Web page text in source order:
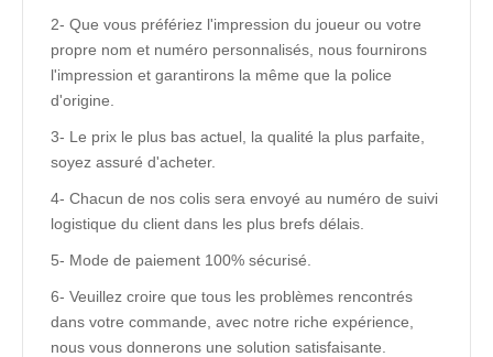
2- Que vous préfériez l'impression du joueur ou votre
propre nom et numéro personnalisés, nous fournirons
l'impression et garantirons la même que la police
d'origine.
3- Le prix le plus bas actuel, la qualité la plus parfaite,
soyez assuré d'acheter.
4- Chacun de nos colis sera envoyé au numéro de suivi
logistique du client dans les plus brefs délais.
5- Mode de paiement 100% sécurisé.
6- Veuillez croire que tous les problèmes rencontrés
dans votre commande, avec notre riche expérience,
nous vous donnerons une solution satisfaisante.